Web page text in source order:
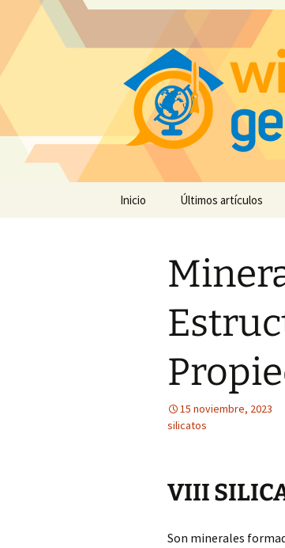
Inicio Últimos artículos
15 noviembre, 2023
silicatos
VIII
Son minerales